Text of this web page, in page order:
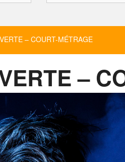
– COURT-MÉTRAGE
–